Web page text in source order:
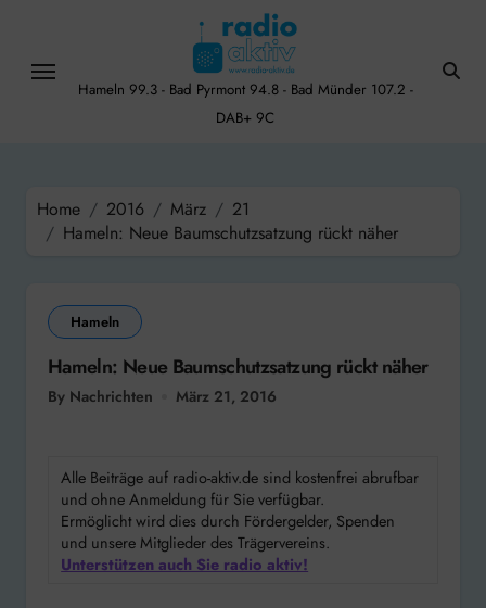
content
Hameln 99.3 - Bad Pyrmont 94.8 - Bad Münder 107.2 -
DAB+ 9C
Home 2016 März
21
Hameln: Neue Baumschutzsatzung rückt näher
Hameln
Hameln: Neue Baumschutzsatzung rückt näher
By Nachrichten März 21, 2016
Alle Beiträge auf radio-aktiv.de sind kostenfrei abrufbar
und ohne Anmeldung für Sie verfügbar.
Ermöglicht wird dies durch Fördergelder, Spenden
und unsere Mitglieder des Trägervereins.
Unterstützen auch Sie radio aktiv!